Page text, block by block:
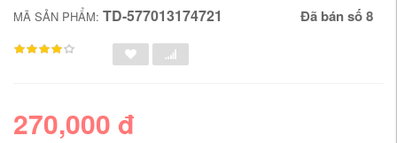
MÃ SẢN PHẨM: TD-577013174721 Đã bán số 8
270,000 đ